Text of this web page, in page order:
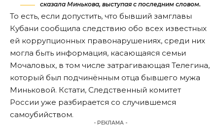
сказала Минькова, выступая с последним словом.
То есть, если допустить, что бывший замглавы
Кубани сообщила следствию обо всех известных
ей коррупционных правонарушениях, среди них
могла быть информация, касающаяся семьи
Мочаловых, в том числе затрагивающая Телегина,
который был подчинённым отца бывшего мужа
Миньковой. Кстати, Следственный комитет
России уже разбирается со случившемся
самоубийством.
- РЕКЛАМА -